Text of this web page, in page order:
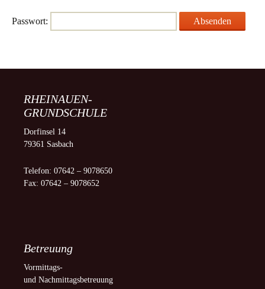
Passwort:
RHEINAUEN-
GRUNDSCHULE
Dorfinsel 14
79361 Sasbach
Telefon: 07642 – 9078650
Fax: 07642 – 9078652
Betreuung
Vormittags-
und Nachmittagsbetreuung